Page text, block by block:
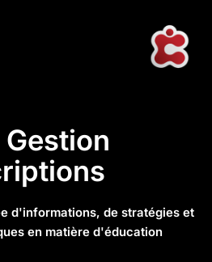
d'informations, de stratégies et
en matière d'éducation